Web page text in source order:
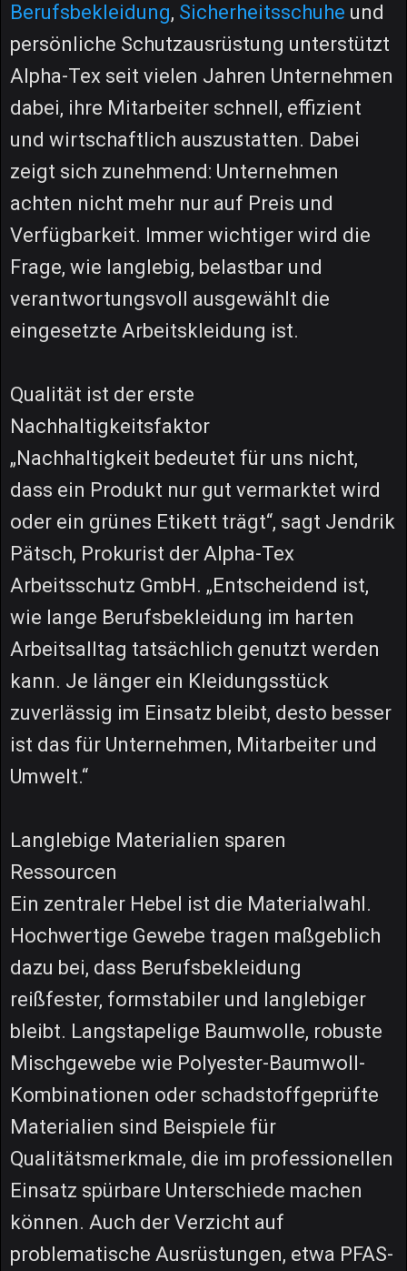
Berufsbekleidung, Sicherheitsschuhe und
persönliche Schutzausrüstung unterstützt
Alpha-Tex seit vielen Jahren Unternehmen
dabei, ihre Mitarbeiter schnell, effizient
und wirtschaftlich auszustatten. Dabei
zeigt sich zunehmend: Unternehmen
achten nicht mehr nur auf Preis und
Verfügbarkeit. Immer wichtiger wird die
Frage, wie langlebig, belastbar und
verantwortungsvoll ausgewählt die
eingesetzte Arbeitskleidung ist.
Qualität ist der erste
Nachhaltigkeitsfaktor
„Nachhaltigkeit bedeutet für uns nicht,
dass ein Produkt nur gut vermarktet wird
oder ein grünes Etikett trägt“, sagt Jendrik
Pätsch, Prokurist der Alpha-Tex
Arbeitsschutz GmbH. „Entscheidend ist,
wie lange Berufsbekleidung im harten
Arbeitsalltag tatsächlich genutzt werden
kann. Je länger ein Kleidungsstück
zuverlässig im Einsatz bleibt, desto besser
ist das für Unternehmen, Mitarbeiter und
Umwelt.“
Langlebige Materialien sparen
Ressourcen
Ein zentraler Hebel ist die Materialwahl.
Hochwertige Gewebe tragen maßgeblich
dazu bei, dass Berufsbekleidung
reißfester, formstabiler und langlebiger
bleibt. Langstapelige Baumwolle, robuste
Mischgewebe wie Polyester-Baumwoll-
Kombinationen oder schadstoffgeprüfte
Materialien sind Beispiele für
Qualitätsmerkmale, die im professionellen
Einsatz spürbare Unterschiede machen
können. Auch der Verzicht auf
problematische Ausrüstungen, etwa PFAS-